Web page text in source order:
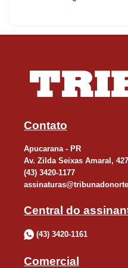
eliminar a Holanda nos
normal e prorrogação, e
passaporte para o embate
Contato
Apucarana - PR
(43) 3420-1177
Central do
(43) 3420-1161
Comercial